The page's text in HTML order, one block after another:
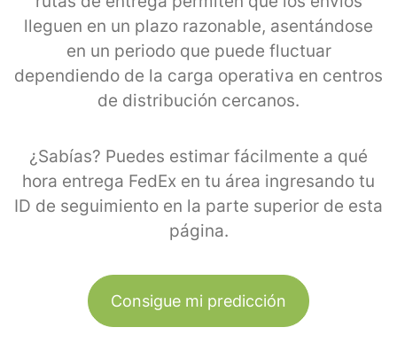
lleguen en un plazo razonable, asentándose
en un periodo que puede fluctuar
dependiendo de la carga operativa en centros
de distribución cercanos.
¿Sabías? Puedes estimar fácilmente a qué
hora entrega FedEx en tu área ingresando tu
ID de seguimiento en la parte superior de esta
página.
Consigue mi predicción